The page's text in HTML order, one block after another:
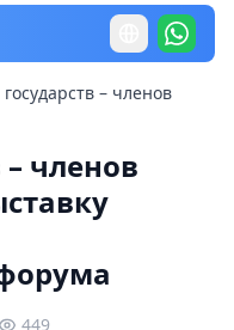
– членов
– членов
449